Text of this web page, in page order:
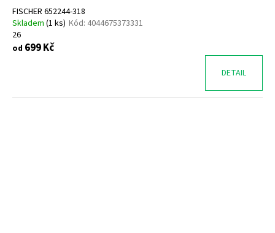
FISCHER 652244-318
Skladem (1 ks) Kód: 4044675373331
26
od 699 Kč
DETAIL